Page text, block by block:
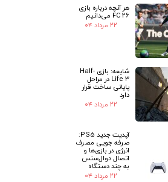
هر آنچه درباره بازی
FC 26 می‌دانیم
۲۲ مرداد ۰۴
شایعه: بازی Half-
Life 3 در مراحل
پایانی ساخت قرار
دارد
۲۲ مرداد ۰۴
آپدیت جدید PS5:
صرفه جویی مصرف
انرژی در بازی‌ها و
اتصال دوال‌سنس
به چند دستگاه
۲۲ مرداد ۰۴